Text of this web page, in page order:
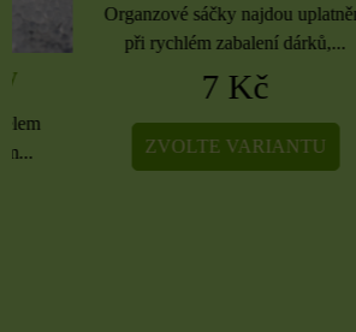
Organzové sáčky najdou uplatnění
při rychlém zabalení dárků,...
ZVOLTE VARIANTU